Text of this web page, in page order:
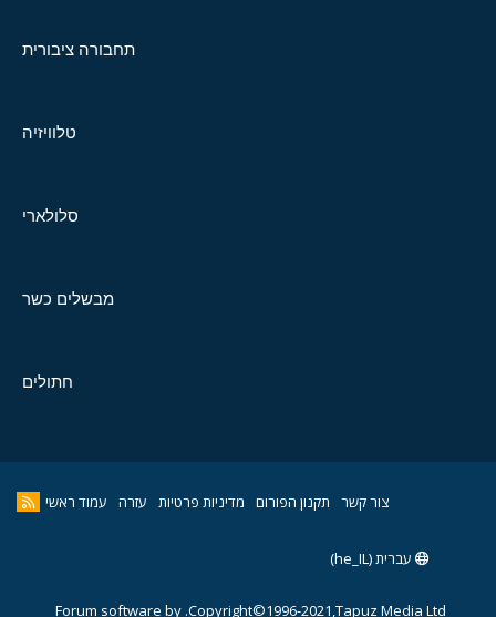
תחבורה ציבורית
טלוויזיה
סלולארי
מבשלים כשר
חתולים
צור קשר תקנון הפורום מדיניות פרטיות עזרה עמוד ראשי
עברית (he_IL)
Copyright©1996-2021,Tapuz Media Ltd.
Forum software by